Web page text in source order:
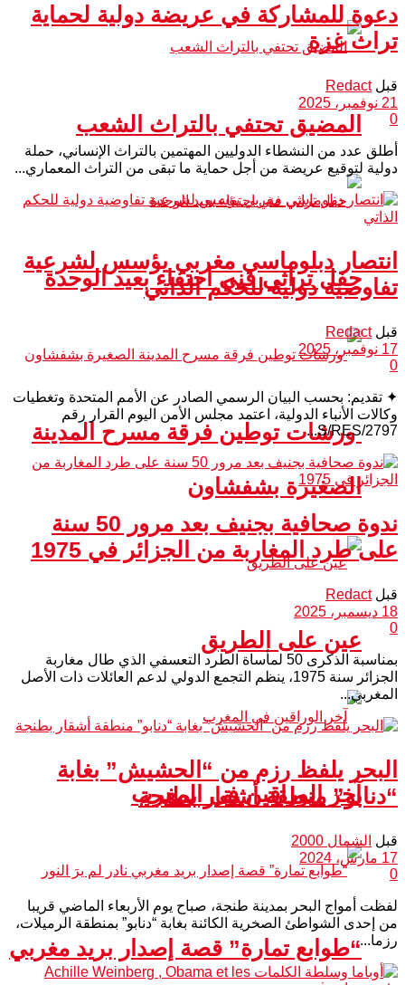
المضيق تحتفي بالتراث الشعب
حفل تراثي فني احتفاء بعيد الوحدة
ورشات توطين فرقة مسرح المدينة
الصغيرة بشفشاون
عين على الطريق
آخر الوراقين في المغرب
“طوابع تمارة” قصة إصدار بريد مغربي
دعوة للمشاركة في عريضة دولية لحماية
تراث غزة
قبل Redact
21 نوفمبر، 2025
0
أطلق عدد من النشطاء الدوليين المهتمين بالتراث الإنساني، حملة
دولية لتوقيع عريضة من أجل حماية ما تبقى من التراث المعماري...
انتصار دبلوماسي مغربي يؤسس لشرعية
تفاوضية دولية للحكم الذاتي
قبل Redact
17 نوفمبر، 2025
0
✦ تقديم: بحسب البيان الرسمي الصادر عن الأمم المتحدة وتغطيات
وكالات الأنباء الدولية، اعتمد مجلس الأمن اليوم القرار رقم
S/RES/2797...
ندوة صحافية بجنيف بعد مرور 50 سنة
على طرد المغاربة من الجزائر في 1975
قبل Redact
18 ديسمبر، 2025
0
بمناسبة الذكرى 50 لمأساة الطرد التعسفي الذي طال مغاربة
الجزائر سنة 1975، ينظم التجمع الدولي لدعم العائلات ذات الأصل
المغربي...
البحر يلفظ رزم من “الحشيش” بغابة
“دنابو” منطقة أشقار بطنجة
قبل
الشمال 2000
17 مارس، 2024
0
لفظت أمواج البحر بمدينة طنجة، صباح يوم الأربعاء الماضي قريبا
من إحدى الشواطئ الصخرية الكائنة بغابة “دنابو” بمنطقة الرميلات،
رزما...